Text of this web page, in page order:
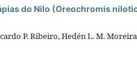
do Nilo (Oreochromis
P. Ribeiro, Hedén L. M. Moreira